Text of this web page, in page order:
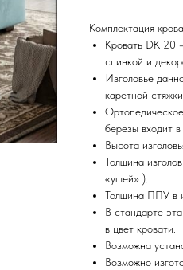
Комплектация
Кровать DK 20
спинкой и
Изголовье
каретной
березы входит
Высота
Толщина
«ушей» ).
Толщина ППУ в
В стандарте
в цвет кровати.
Возможна
Возможно